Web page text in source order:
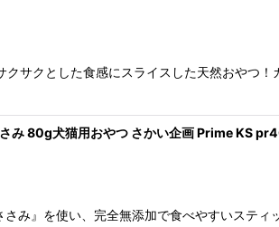
サクとした食感にスライスした天然おやつ
み 80g犬猫用おやつ さかい企画 Prime KS
さみ』を使い、完全無添加で食べやすいステ